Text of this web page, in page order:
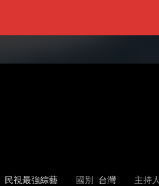
民視最強綜藝 國別 台灣 主持人